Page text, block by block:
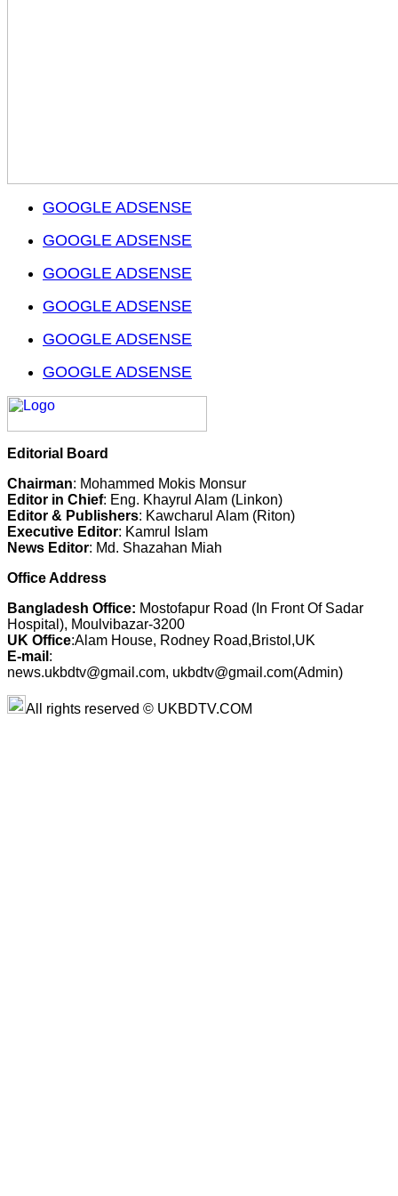
GOOGLE ADSENSE
GOOGLE ADSENSE
GOOGLE ADSENSE
GOOGLE ADSENSE
GOOGLE ADSENSE
GOOGLE ADSENSE
Editorial Board
Chairman: Mohammed Mokis Monsur
Editor in Chief: Eng. Khayrul Alam (Linkon)
Editor & Publishers: Kawcharul Alam (Riton)
Executive Editor: Kamrul Islam
News Editor: Md. Shazahan Miah
Office Address
Bangladesh Office: Mostofapur Road (In Front Of Sadar
Hospital), Moulvibazar-3200
UK Office:Alam House, Rodney Road,Bristol,UK
E-mail :
news.ukbdtv@gmail.com, ukbdtv@gmail.com(Admin)
All rights reserved © UKBDTV.COM